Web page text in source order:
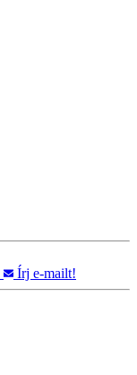
Írj e-mailt!